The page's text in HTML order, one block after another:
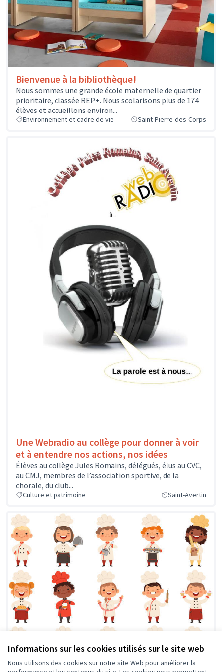
Informations sur les cookies utilisés sur le site web
Nous utilisons des cookies sur notre site Web pour améliorer la
Bienvenue à la bibliothèque!
Nous sommes une grande école maternelle de quartier
prioritaire, classée REP+. Nous scolarisons plus de 174
élèves et accueillons environ...
Environnement et cadre de vie Saint-Pierre-des-Corps
Une Webradio au collège pour donner à voir
et à entendre nos actions, nos idées
Élèves au collège Jules Romains, délégués, élus au CVC,
au CMJ, membres de l’association sportive, de la
chorale, du club...
Culture et patrimoine Saint-Avertin